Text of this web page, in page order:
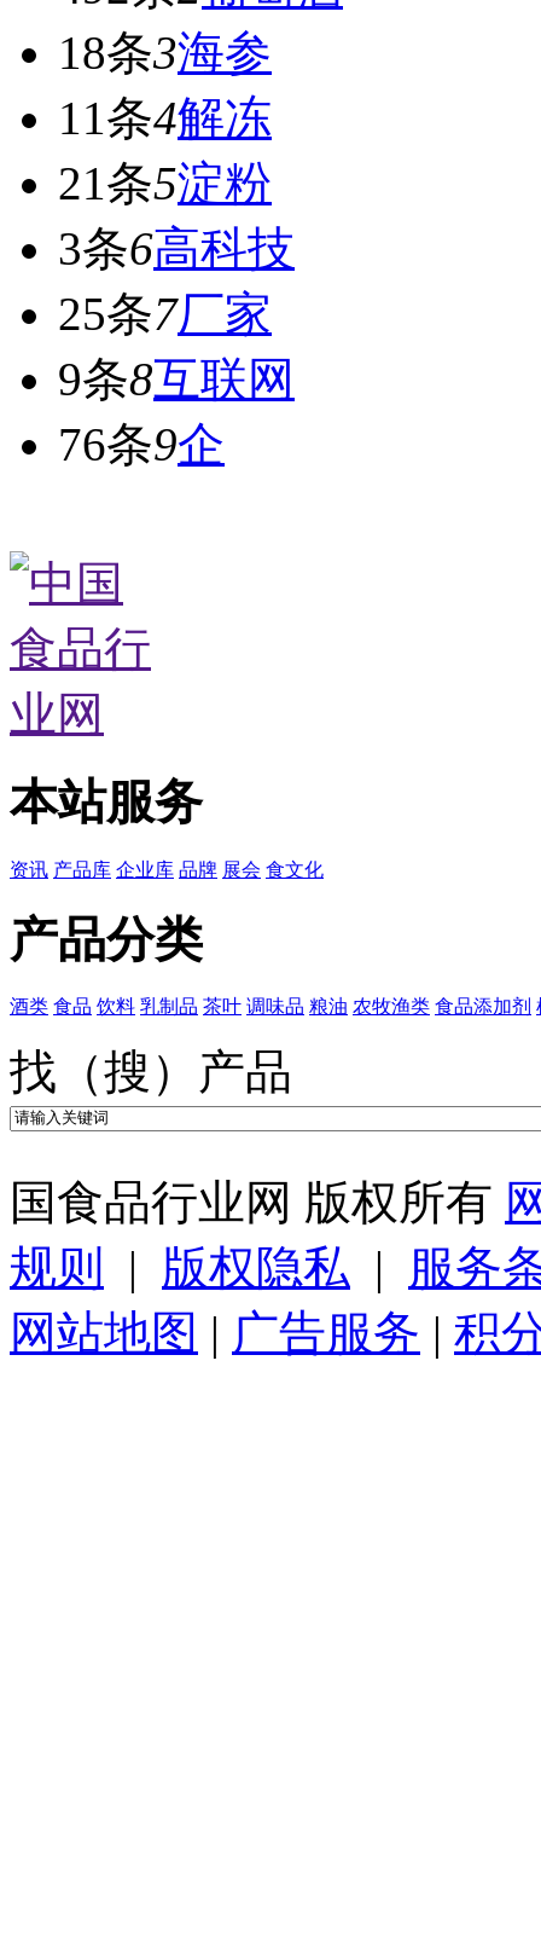
18条3海参
11条4解冻
21条5淀粉
3条6高科技
25条7厂家
9条8互联网
76条9企
本站服务
资讯 产品库 企业库 品牌 展会 食文化
产品分类
酒类 食品 饮料 乳制品 茶叶 调味品 粮油 农牧渔类 食品添加剂
找（搜）产品
国食品行业网 版权所有
规则
| 版权隐私 | 服务
网站地图 | 广告服务 | 积